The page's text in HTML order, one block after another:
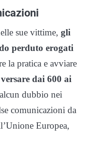
sue vittime, gli
perduto erogati
la pratica e avviare
dai 600 ai
dubbio nei
comunicazioni da
Europea,